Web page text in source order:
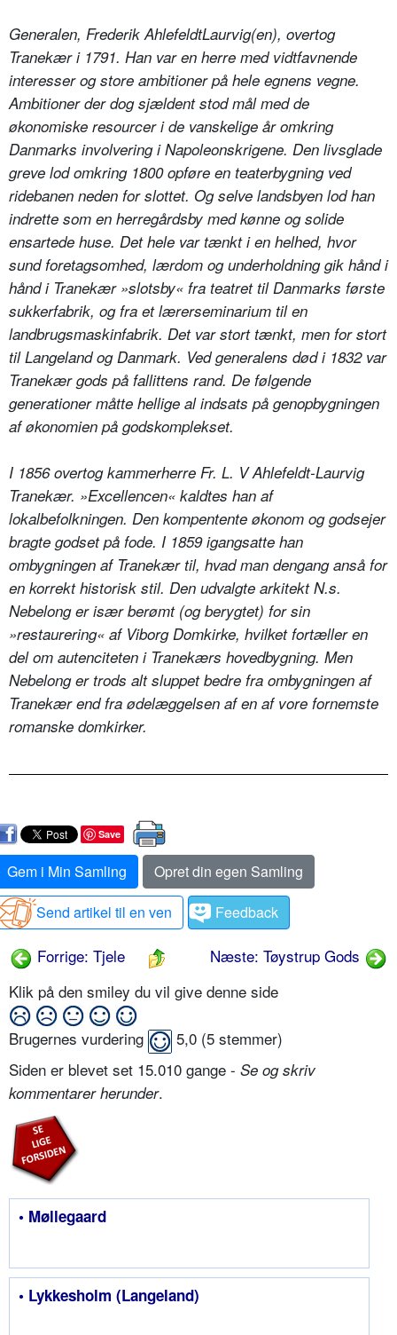
Generalen, Frederik AhlefeldtLaurvig(en), overtog
Tranekær i 1791. Han var en herre med vidtfavnende
interesser og store ambitioner på hele egnens vegne.
Ambitioner der dog sjældent stod mål med de
økonomiske resourcer i de vanskelige år omkring
Danmarks involvering i Napoleonskrigene. Den livsglade
greve lod omkring 1800 opføre en teaterbygning ved
ridebanen neden for slottet. Og selve landsbyen lod han
indrette som en herregårdsby med kønne og solide
ensartede huse. Det hele var tænkt i en helhed, hvor
sund foretagsomhed, lærdom og underholdning gik hånd i
hånd i Tranekær »slotsby« fra teatret til Danmarks første
sukkerfabrik, og fra et lærerseminarium til en
landbrugsmaskinfabrik. Det var stort tænkt, men for stort
til Langeland og Danmark. Ved generalens død i 1832 var
Tranekær gods på fallittens rand. De følgende
generationer måtte hellige al indsats på genopbygningen
af økonomien på godskomplekset.
I 1856 overtog kammerherre Fr. L. V Ahlefeldt-Laurvig
Tranekær. »Excellencen« kaldtes han af
lokalbefolkningen. Den kompentente økonom og godsejer
bragte godset på fode. I 1859 igangsatte han
ombygningen af Tranekær til, hvad man dengang anså for
en korrekt historisk stil. Den udvalgte arkitekt N.s.
Nebelong er især berømt (og berygtet) for sin
»restaurering« af Viborg Domkirke, hvilket fortæller en
del om autenciteten i Tranekærs hovedbygning. Men
Nebelong er trods alt sluppet bedre fra ombygningen af
Tranekær end fra ødelæggelsen af en af vore fornemste
romanske domkirker.
Save
Gem i Min Samling
Opret din egen Samling
Send artikel til en ven
Feedback
Forrige: Tjele
Næste: Tøystrup Gods
Klik på den smiley du vil give denne side
Brugernes vurdering 5,0 (5 stemmer)
Siden er blevet set 15.010 gange - Se og skriv
kommentarer herunder.
• Møllegaard
• Lykkesholm (Langeland)